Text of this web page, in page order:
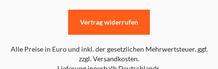
Alle Preise in Euro und inkl. der gesetzlichen Mehrwertsteuer. ggf.
zzgl. Versandkosten.
Vertrag widerrufen